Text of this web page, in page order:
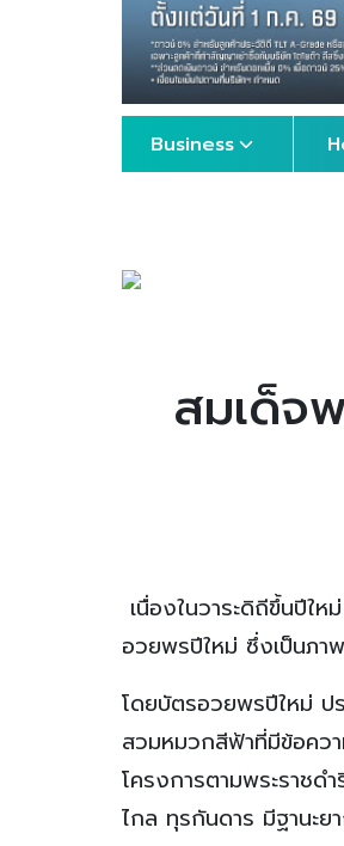
Business
สมเด็จ
เนื่องในวาระดิถีขึ้นปีใ
อวยพรปีใหม่ ซึ่งเป็นภา
โดยบัตรอวยพรปีใหม่ ป
สวมหมวกสีฟ้าที่มีข้อคว
โครงการตามพระราชด
ไกล ทุรกันดาร มีฐานะย